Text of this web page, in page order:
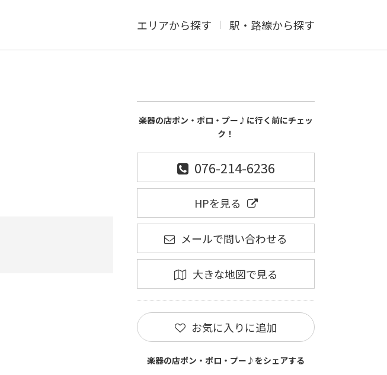
エリアから探す 駅・路線から探す
楽器の店ポン・ポロ・プー♪に行く前にチェッ
ク！
076-214-6236
HPを見る
メールで問い合わせる
大きな地図で見る
お気に入りに追加
楽器の店ポン・ポロ・プー♪をシェアする